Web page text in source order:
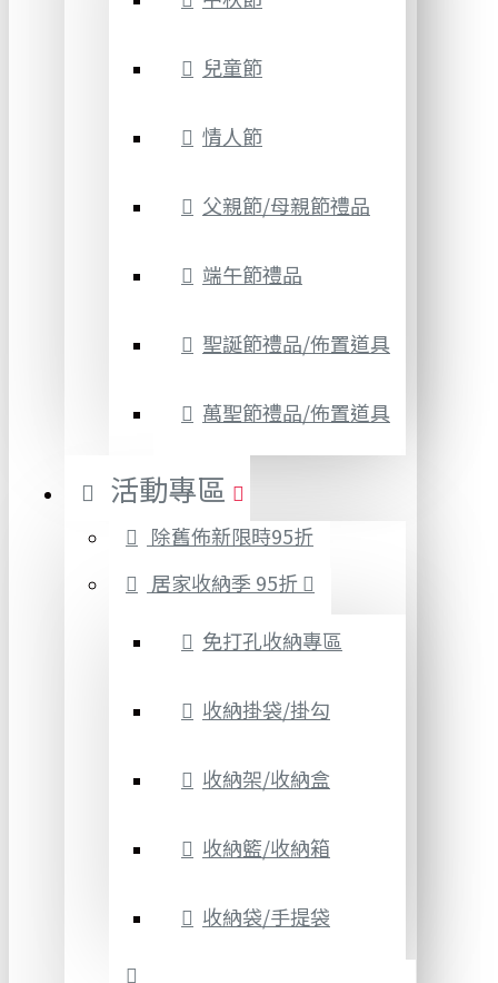
兒童節
情人節
父親節/母親節禮品
端午節禮品
聖誕節禮品/佈置道具
萬聖節禮品/佈置道具
活動專區
除舊佈新限時95折
居家收納季 95折
免打孔收納專區
收納掛袋/掛勾
收納架/收納盒
收納籃/收納箱
收納袋/手提袋